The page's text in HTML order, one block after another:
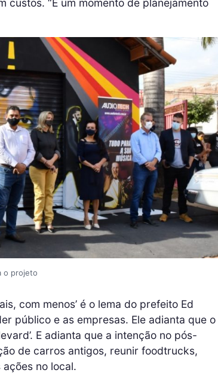
custos. “É um momento de planejamento
o projeto
com menos’ é o lema do prefeito Ed
público e as empresas. Ele adianta que o
E adianta que a intenção no pós-
de carros antigos, reunir foodtrucks,
no local.